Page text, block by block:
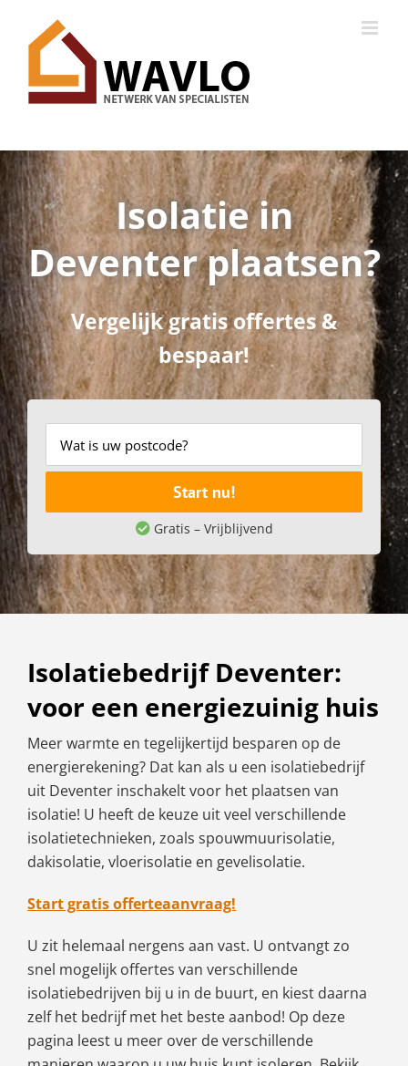
Isolatie in
Deventer plaatsen?
Vergelijk gratis offertes &
bespaar!
Start nu!
Gratis – Vrijblijvend
Isolatiebedrijf Deventer:
voor een energiezuinig huis
Meer warmte en tegelijkertijd besparen op de
energierekening? Dat kan als u een isolatiebedrijf
uit Deventer inschakelt voor het plaatsen van
isolatie! U heeft de keuze uit veel verschillende
isolatietechnieken, zoals spouwmuurisolatie,
dakisolatie, vloerisolatie en gevelisolatie.
Start gratis offerteaanvraag!
U zit helemaal nergens aan vast. U ontvangt zo
snel mogelijk offertes van verschillende
isolatiebedrijven bij u in de buurt, en kiest daarna
zelf het bedrijf met het beste aanbod! Op deze
pagina leest u meer over de verschillende